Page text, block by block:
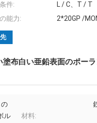
件:
L / C、T / T
能力:
2*20GP /
布白い亜鉛表面のポー
ル
材料: